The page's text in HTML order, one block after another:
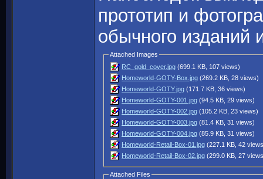
прототип и
обычного изданий
Attached Images
RC_gold_cover.jpg (699.1 KB, 107 views)
Homeworld-GOTY-Box.jpg (269.2 KB, 28 views)
Homeworld-GOTY.jpg (171.7 KB, 36 views)
Homeworld-GOTY-001.jpg (94.5 KB, 29 views)
Homeworld-GOTY-002.jpg (105.2 KB, 23 views)
Homeworld-GOTY-003.jpg (81.4 KB, 31 views)
Homeworld-GOTY-004.jpg (85.9 KB, 31 views)
Homeworld-Retail-Box-01.jpg (227.1 KB, 42
Homeworld-Retail-Box-02.jpg (299.0 KB, 27
Attached Files